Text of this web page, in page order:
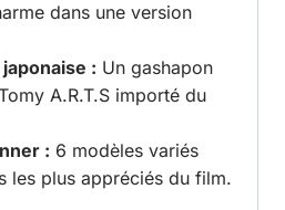
dans une version
: Un gashapon
A.R.T.S importé du
: 6 modèles variés
les plus appréciés du film.